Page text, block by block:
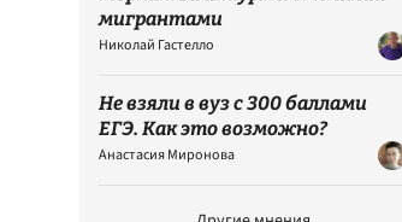
мигрантами
Николай Гастелло
Не взяли в вуз с 300 баллами
ЕГЭ. Как это возможно?
Анастасия Миронова